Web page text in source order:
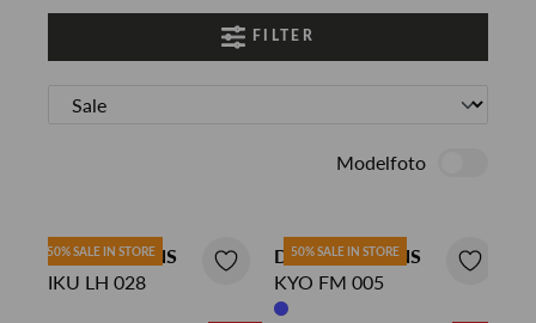
FILTER
Modelfoto
50% SALE IN STORE
DENHAM JEANS
MIKU LH 028
50% SALE IN STORE
DENHAM JEANS
KYO FM 005